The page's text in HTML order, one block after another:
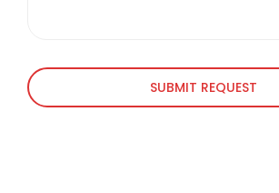
SUBMIT REQUEST